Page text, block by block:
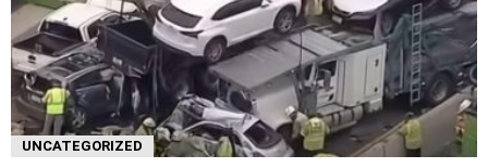
UNCATEGORIZED